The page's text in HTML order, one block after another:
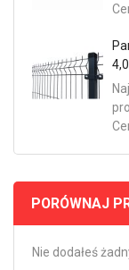
PORÓWNAJ
Nie dodałeś